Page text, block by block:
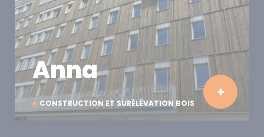
CONSTRUCTION ET SURÉLÉVATION BOIS
Anna